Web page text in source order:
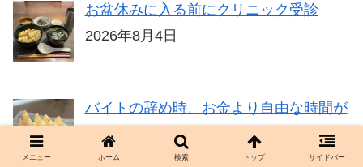
お盆休みに入る前にクリニック受診
2026年8月4日
バイトの辞め時、お金より自由な時間が
もっと欲しい
2026年8月3日
メニュー ホーム 検索 トップ サイドバー